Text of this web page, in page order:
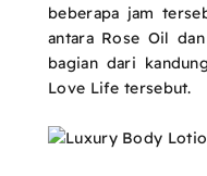
beberapa jam
antara Rose Oil
bagian dari
Love Life tersebut.